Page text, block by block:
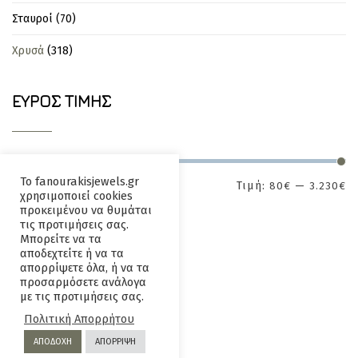
Σταυροί (70)
Χρυσά (318)
ΕΎΡΟΣ ΤΙΜΉΣ
ΕΦΑΡΜΟΓΉ Τιμή: 80€ — 3.230€
Επικοινωνία
Όροι και
Προϋποθέσεις
Το fanourakisjewels.gr
χρησιμοποιεί cookies
προκειμένου να θυμάται
τις προτιμήσεις σας.
Μπορείτε να τα
αποδεχτείτε ή να τα
απορρίψετε όλα, ή να τα
προσαρμόσετε ανάλογα
με τις προτιμήσεις σας.
Πολιτική Απορρήτου
ΑΠΟΔΟΧΗ ΑΠΟΡΡΙΨΗ